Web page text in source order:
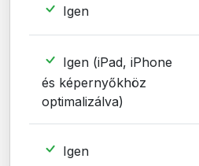
Igen
Igen (iPad, iPhone
és képernyőkhöz
optimalizálva)
Igen